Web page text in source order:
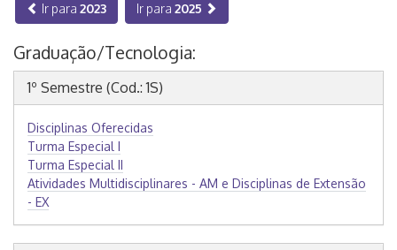
Ir para 2023 Ir para 2025
Graduação/Tecnologia:
1º Semestre (Cod.: 1S)
Disciplinas Oferecidas
Turma Especial I
Turma Especial II
Atividades Multidisciplinares - AM e Disciplinas de Extensão
- EX